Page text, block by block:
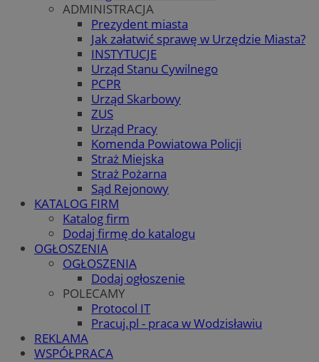
ADMINISTRACJA
Prezydent miasta
Jak załatwić sprawę w Urzędzie Miasta?
INSTYTUCJE
Urząd Stanu Cywilnego
PCPR
Urząd Skarbowy
ZUS
Urząd Pracy
Komenda Powiatowa Policji
Straż Miejska
Straż Pożarna
Sąd Rejonowy
KATALOG FIRM
Katalog firm
Dodaj firmę do katalogu
OGŁOSZENIA
OGŁOSZENIA
Dodaj ogłoszenie
POLECAMY
Protocol IT
Pracuj.pl - praca w Wodzisławiu
REKLAMA
WSPÓŁPRACA